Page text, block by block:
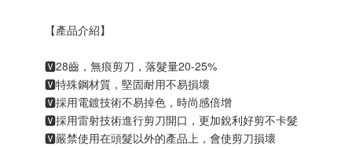
【產品介紹】
🆅28齒，無痕剪刀，落髮量20-25%
🆅特殊鋼材質，堅固耐用不易損壞
🆅採用電鍍技術不易掉色，時尚感倍增
🆅採用雷射技術進行剪刀開口，更加銳利好剪不卡髮
🆅嚴禁使用在頭髮以外的產品上，會使剪刀損壞